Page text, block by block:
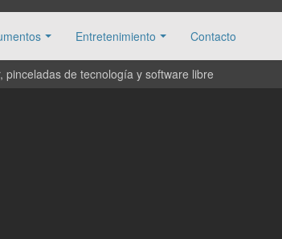
Entretenimiento Contacto
de tecnología y software libre